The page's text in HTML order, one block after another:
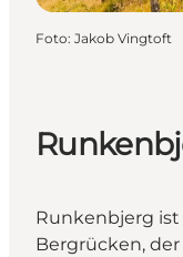
Foto: Jakob Vingtoft
Runkenbjerg ist
Bergrücken,